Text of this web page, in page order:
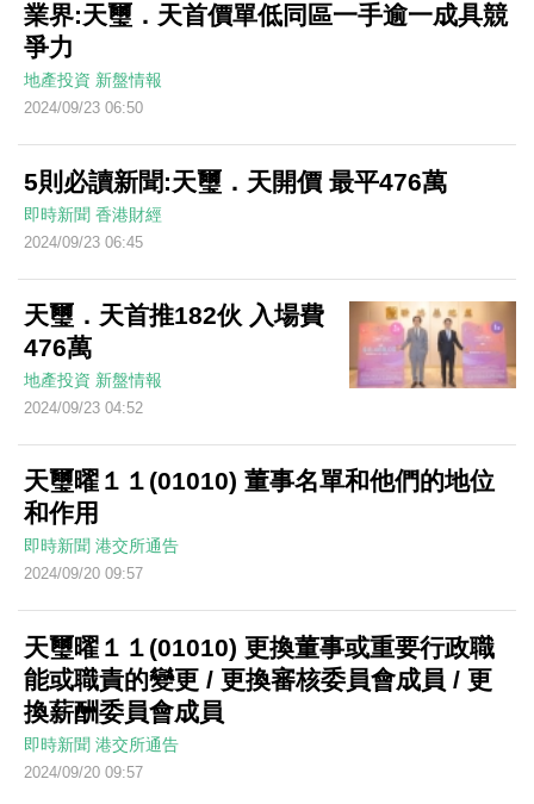
業界:天璽．天首價單低同區一手逾一成具競
爭力
地產投資 新盤情報
2024/09/23 06:50
5則必讀新聞:天璽．天開價 最平476萬
即時新聞 香港財經
2024/09/23 06:45
天璽．天首推182伙 入場費
476萬
地產投資 新盤情報
2024/09/23 04:52
天璽曜１１(01010) 董事名單和他們的地位
和作用
即時新聞 港交所通告
2024/09/20 09:57
天璽曜１１(01010) 更換董事或重要行政職
能或職責的變更 / 更換審核委員會成員 / 更
換薪酬委員會成員
即時新聞 港交所通告
2024/09/20 09:57